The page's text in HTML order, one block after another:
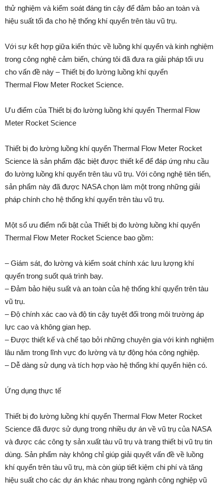
thử nghiệm và kiểm soát đáng tin cậy để đảm bảo an toàn và
hiệu suất tối đa cho hệ thống khí quyển trên tàu vũ trụ.
Với sự kết hợp giữa kiến thức về luồng khí quyển và kinh nghiệm
trong công nghệ cảm biến, chúng tôi đã đưa ra giải pháp tối ưu
cho vấn đề này – Thiết bị đo lường luồng khí quyển
Thermal Flow Meter Rocket Science.
Ưu điểm của Thiết bị đo lường luồng khí quyển Thermal Flow
Meter Rocket Science
Thiết bị đo lường luồng khí quyển Thermal Flow Meter Rocket
Science là sản phẩm đặc biệt được thiết kế để đáp ứng nhu cầu
đo lường luồng khí quyển trên tàu vũ trụ. Với công nghệ tiên tiến,
sản phẩm này đã được NASA chọn làm một trong những giải
pháp chính cho hệ thống khí quyển trên tàu vũ trụ.
Một số ưu điểm nổi bật của Thiết bị đo lường luồng khí quyển
Thermal Flow Meter Rocket Science bao gồm:
– Giám sát, đo lường và kiểm soát chính xác lưu lượng khí
quyển trong suốt quá trình bay.
– Đảm bảo hiệu suất và an toàn của hệ thống khí quyển trên tàu
vũ trụ.
– Độ chính xác cao và độ tin cậy tuyệt đối trong môi trường áp
lực cao và không gian hẹp.
– Được thiết kế và chế tạo bởi những chuyên gia với kinh nghiệm
lâu năm trong lĩnh vực đo lường và tự động hóa công nghiệp.
– Dễ dàng sử dụng và tích hợp vào hệ thống khí quyển hiện có.
Ứng dụng thực tế
Thiết bị đo lường luồng khí quyển Thermal Flow Meter Rocket
Science đã được sử dụng trong nhiều dự án về vũ trụ của NASA
và được các công ty sản xuất tàu vũ trụ và trang thiết bị vũ trụ tin
dùng. Sản phẩm này không chỉ giúp giải quyết vấn đề về luồng
khí quyển trên tàu vũ trụ, mà còn giúp tiết kiệm chi phí và tăng
hiệu suất cho các dự án khác nhau trong ngành công nghiệp vũ